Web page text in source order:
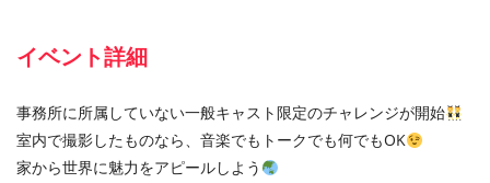
イベント詳細
事務所に所属していない一般キャスト限定のチャレンジが開始
室内で撮影したものなら、音楽でもトークでも何でもOK
家から世界に魅力をアピールしよう